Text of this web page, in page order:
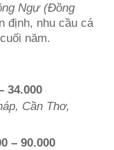
Ngự (Đồng
định, nhu cầu cá
năm.
34.000
Cần Thơ,
– 90.000